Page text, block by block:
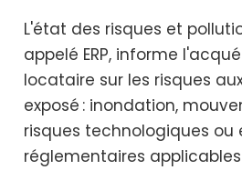
L'état des risques et
appelé ERP, informe
locataire sur les risques
exposé : inondation,
risques technologiques ou
réglementaires